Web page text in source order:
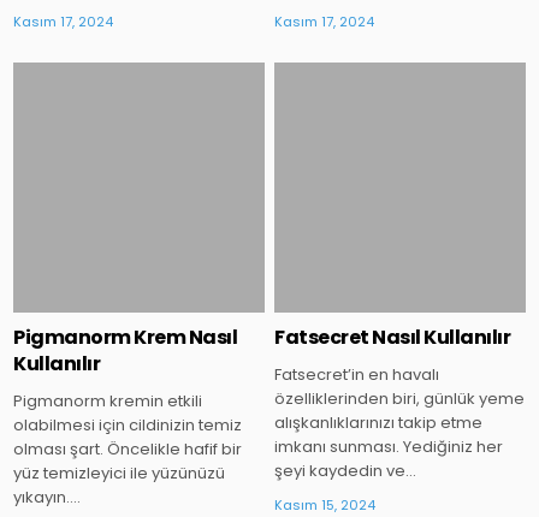
Kasım 17, 2024 Kasım 17, 2024
Pigmanorm Krem Nasıl
Kullanılır
Pigmanorm kremin etkili
olabilmesi için cildinizin temiz
olması şart. Öncelikle hafif bir
yüz temizleyici ile yüzünüzü
yıkayın….
Fatsecret Nasıl Kullanılır
Fatsecret’in en havalı
özelliklerinden biri, günlük yeme
alışkanlıklarınızı takip etme
imkanı sunması. Yediğiniz her
şeyi kaydedin ve…
Kasım 15, 2024